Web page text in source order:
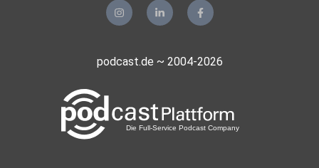
podcast.de ~ 2004-2026